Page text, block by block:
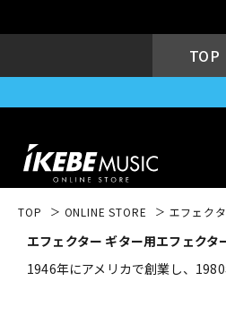
TOP
TOP ONLINE STORE エフェク
エフェクター ギター用エフェク
1946年にアメリカで創業し、